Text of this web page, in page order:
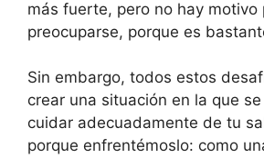
más fuerte, pero no hay motivo
preocuparse, porque es
Sin embargo, todos estos
crear una situación en la que
cuidar adecuadamente de tu
porque enfrentémoslo: como